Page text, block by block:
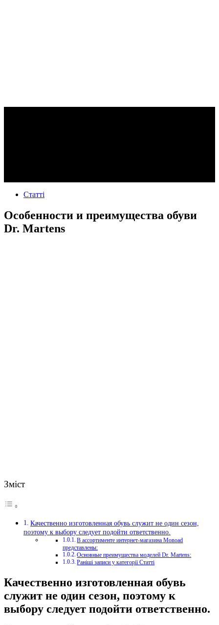
Статті
Особенности и преимущества обуви
Dr. Martens
Зміст
Качественно изготовленная обувь служит не один сезон,
поэтому к выбору следует подойти ответственно.
В ассортименте интернет-магазина Monoad
представлены:
Основные преимущества моделей Dr. Martens:
Раніші записи у категорії Статті
Качественно изготовленная обувь
служит не один сезон, поэтому к
выбору следует подойти ответственно.